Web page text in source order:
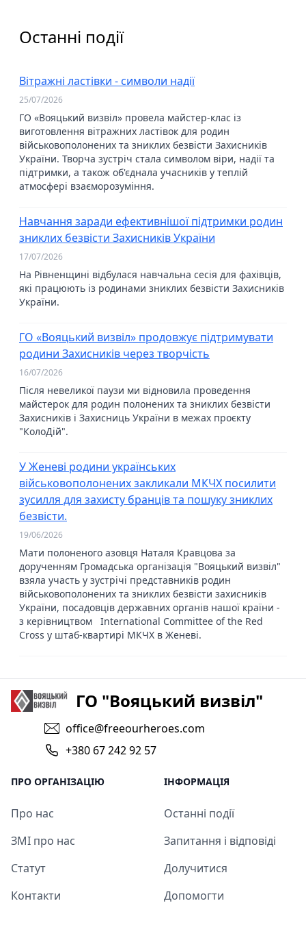
Останні події
Вітражні ластівки - символи надії
25/07/2026
ГО «Вояцький визвіл» провела майстер-клас із
виготовлення вітражних ластівок для родин
військовополонених та зниклих безвісти Захисників
України. Творча зустріч стала символом віри, надії та
підтримки, а також об'єднала учасників у теплій
атмосфері взаєморозуміння.
Навчання заради ефективнішої підтримки родин
зниклих безвісти Захисників України
17/07/2026
На Рівненщині відбулася навчальна сесія для фахівців,
які працюють із родинами зниклих безвісти Захисників
України.
ГО «Вояцький визвіл» продовжує підтримувати
родини Захисників через творчість
16/07/2026
Після невеликої паузи ми відновила проведення
майстерок для родин полонених та зниклих безвісти
Захисників і Захисниць України в межах проєкту
"КолоДій".
У Женеві родини українських
військовополонених закликали МКЧХ посилити
зусилля для захисту бранців та пошуку зниклих
безвісти.
19/06/2026
Мати полоненого азовця Наталя Кравцова за
дорученням Громадська організація "Вояцький визвіл"
взяла участь у зустрічі представників родин
військовополонених та зниклих безвісти захисників
України, посадовців державних органів нашої країни -
з керівництвом International Committee of the Red
Cross у штаб-квартирі МКЧХ в Женеві.
ГО "Вояцький визвіл"
office@freeourheroes.com
+380 67 242 92 57
ПРО ОРГАНІЗАЦІЮ
Про нас
ЗМІ про нас
Статут
Контакти
ІНФОРМАЦІЯ
Останні події
Запитання і відповіді
Долучитися
Допомогти